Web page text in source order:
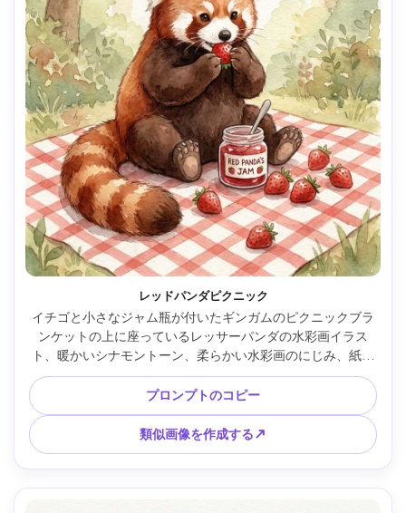
レッドパンダピクニック
イチゴと小さなジャム瓶が付いたギンガムのピクニックブラ
ンケットの上に座っているレッサーパンダの水彩画イラス
ト、暖かいシナモントーン、柔らかい水彩画のにじみ、紙粒
の質感、気まぐれなストーリーブックのディテール、軽い葉
の背景ウォッシュ、居心地の良い午後の雰囲気、85mmレン
ズ、浅い被写界深度 --ar 4:5
プロンプトのコピー
類似画像を作成する↗